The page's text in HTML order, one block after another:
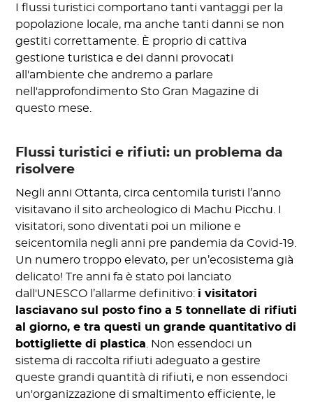
I flussi turistici comportano tanti vantaggi per la
popolazione locale, ma anche tanti danni se non
gestiti correttamente. È proprio di cattiva
gestione turistica e dei danni provocati
all'ambiente che andremo a parlare
nell'approfondimento Sto Gran Magazine di
questo mese.
Flussi turistici e rifiuti: un problema da
risolvere
Negli anni Ottanta, circa centomila turisti l’anno
visitavano il sito archeologico di Machu Picchu. I
visitatori, sono diventati poi un milione e
seicentomila negli anni pre pandemia da Covid-19.
Un numero troppo elevato, per un’ecosistema già
delicato! Tre anni fa è stato poi lanciato
dall'UNESCO l’allarme definitivo: i visitatori
lasciavano sul posto fino a 5 tonnellate di rifiuti
al giorno, e tra questi un grande quantitativo di
bottigliette di plastica . Non essendoci un
sistema di raccolta rifiuti adeguato a gestire
queste grandi quantità di rifiuti, e non essendoci
un'organizzazione di smaltimento efficiente, le